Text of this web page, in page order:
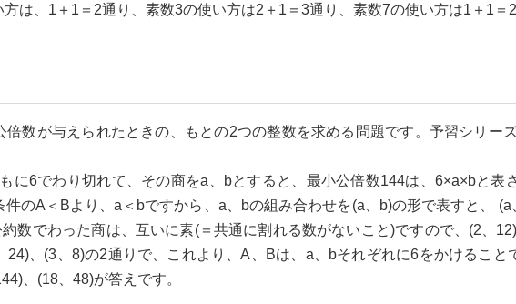
は、1＋1＝2通り、素数3の使い方は2＋1＝3通り、素数7の使い方は1＋1＝
数が与えられたときの、もとの2つの整数を求める問題です。予習シリー
6でわり切れて、その商をa、bとすると、最小公倍数144は、6×a×bと表
のA＜Bより、a＜bですから、a、bの組み合わせを(a、b)の形で表すと、 (a
数でわった商は、互いに素(＝共通に割れる数がないこと)ですので、(2、
24)、(3、8)の2通りで、これより、A、Bは、a、bそれぞれに6をかけること
、(18、48)が答えです。